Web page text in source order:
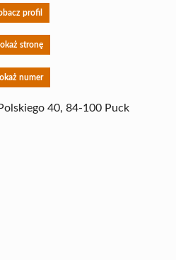
profil
stronę
numer
40, 84-100 Puck